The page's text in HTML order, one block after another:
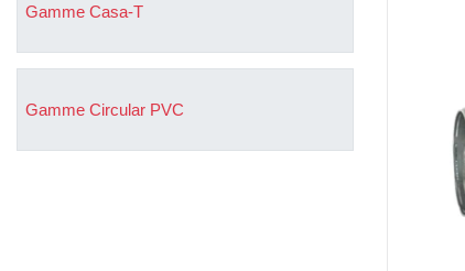
Gamme Casa-T
Gamme Circular PVC